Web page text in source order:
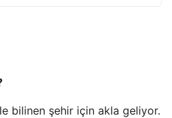
bilinen şehir için akla geliyor.